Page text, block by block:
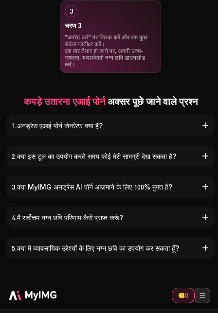
चरण 3
"जनरेट करें" पर क्लिक करें और बस कुछ
सेकंड प्रतीक्षा करें।
एक बार तैयार हो जाने पर, अपनी उच्च-
गुणवत्ता, यथार्थवादी नग्न छवि डाउनलोड
करें।
कपड़े उतारना एआई पोर्नअक्सर पूछे जाने वाले प्रश्न
1.अनड्रेस एआई पोर्न जेनरेटर क्या है?
2.क्या इस टूल का उपयोग करते समय कोई मेरी सामग्री देख सकता है?
3.क्या MyIMG अनड्रेस AI पॉर्न आज़माने के लिए 100% मुफ़्त है?
4.मैं सर्वोत्तम नग्न छवि परिणाम कैसे प्राप्त करूं?
5.क्या मैं व्यावसायिक उद्देश्यों के लिए नग्न छवि का उपयोग कर सकता हूँ?
0